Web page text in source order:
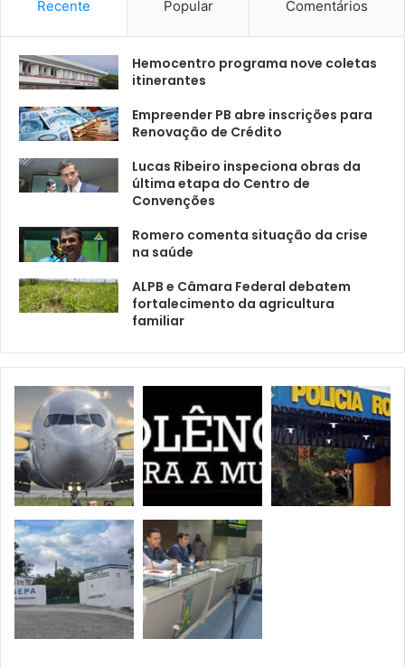
Recente Popular Comentários
Hemocentro programa nove coletas
itinerantes
Empreender PB abre inscrições para
Renovação de Crédito
Lucas Ribeiro inspeciona obras da
última etapa do Centro de
Convenções
Romero comenta situação da crise
na saúde
ALPB e Câmara Federal debatem
fortalecimento da agricultura
familiar